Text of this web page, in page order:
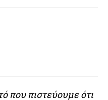
που πιστεύουμε ότι